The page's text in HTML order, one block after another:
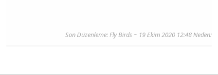
Son Düzenleme:Fly Birds ~ 19 Ekim 2020 12:48 Neden: